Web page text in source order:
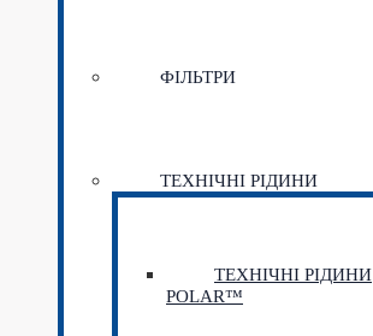
ФІЛЬТРИ
ТЕХНІЧНІ РІДИНИ
ТЕХНІЧНІ РІДИНИ
POLAR™